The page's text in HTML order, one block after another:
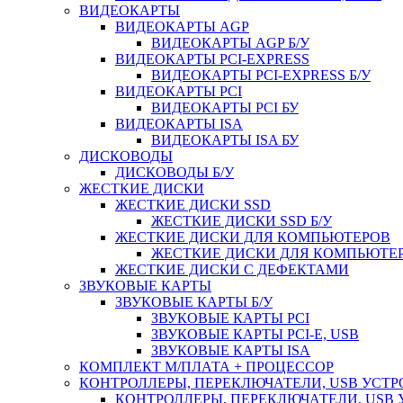
ВИДЕОКАРТЫ
ВИДЕОКАРТЫ AGP
ВИДЕОКАРТЫ AGP Б/У
ВИДЕОКАРТЫ PCI-EXPRESS
ВИДЕОКАРТЫ PCI-EXPRESS Б/У
ВИДЕОКАРТЫ PCI
ВИДЕОКАРТЫ PCI БУ
ВИДЕОКАРТЫ ISA
ВИДЕОКАРТЫ ISA БУ
ДИСКОВОДЫ
ДИСКОВОДЫ Б/У
ЖЕСТКИЕ ДИСКИ
ЖЕСТКИЕ ДИСКИ SSD
ЖЕСТКИЕ ДИСКИ SSD Б/У
ЖЕСТКИЕ ДИСКИ ДЛЯ КОМПЬЮТЕРОВ
ЖЕСТКИЕ ДИСКИ ДЛЯ
ЖЕСТКИЕ ДИСКИ С ДЕФЕКТАМИ
ЗВУКОВЫЕ КАРТЫ
ЗВУКОВЫЕ КАРТЫ Б/У
ЗВУКОВЫЕ КАРТЫ PCI
ЗВУКОВЫЕ КАРТЫ PCI-E, USB
ЗВУКОВЫЕ КАРТЫ ISA
КОМПЛЕКТ М/ПЛАТА + ПРОЦЕССОР
КОНТРОЛЛЕРЫ, ПЕРЕКЛЮЧАТЕЛИ, USB
КОНТРОЛЛЕРЫ, ПЕРЕКЛЮЧАТЕЛИ, USB